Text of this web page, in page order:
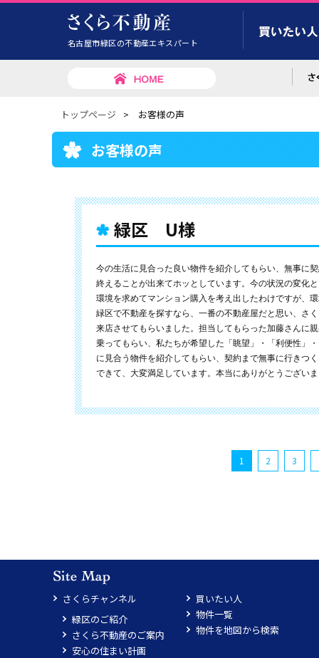
名古屋市緑区の不動産エキスパート
トップページ > お客様の声
お客様の声
緑区 U様
今の生活に見合った良い物件を紹介してもらい、無事に
終えることが出来てホッとしています。今の状況の変化
環境を求めてマンション購入を考え出したわけですが、
緑区で不動産を探すなら、一番の不動産屋だと思い、さ
来店させてもらいました。担当してもらった加藤さんに
乗ってもらい、私たちが希望した「眺望」・「利便性」
に見合う物件を紹介してもらい、契約まで無事に行きつ
できて、大変満足しています。本当にありがとうござい
1 2 3
さくらチャンネル
緑区のご紹介
さくら不動産のご案内
安心の住まい計画
買いたい人
物件一覧
物件を地図から検索